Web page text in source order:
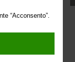
“Acconsento”.